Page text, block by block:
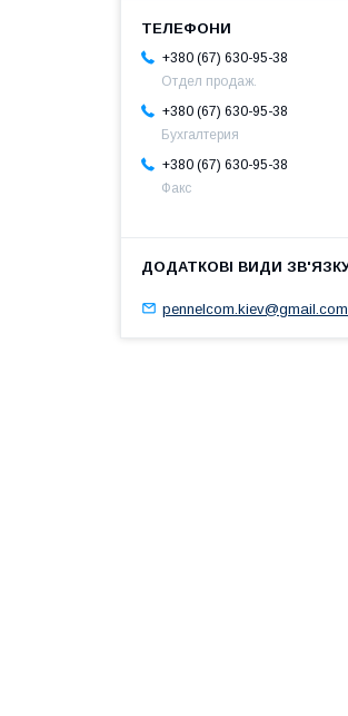
+380 (67) 630-95-38
Отдел продаж.
+380 (67) 630-95-38
Бухгалтерия
+380 (67) 630-95-38
Факс
pennelcom.kiev@gmail.com